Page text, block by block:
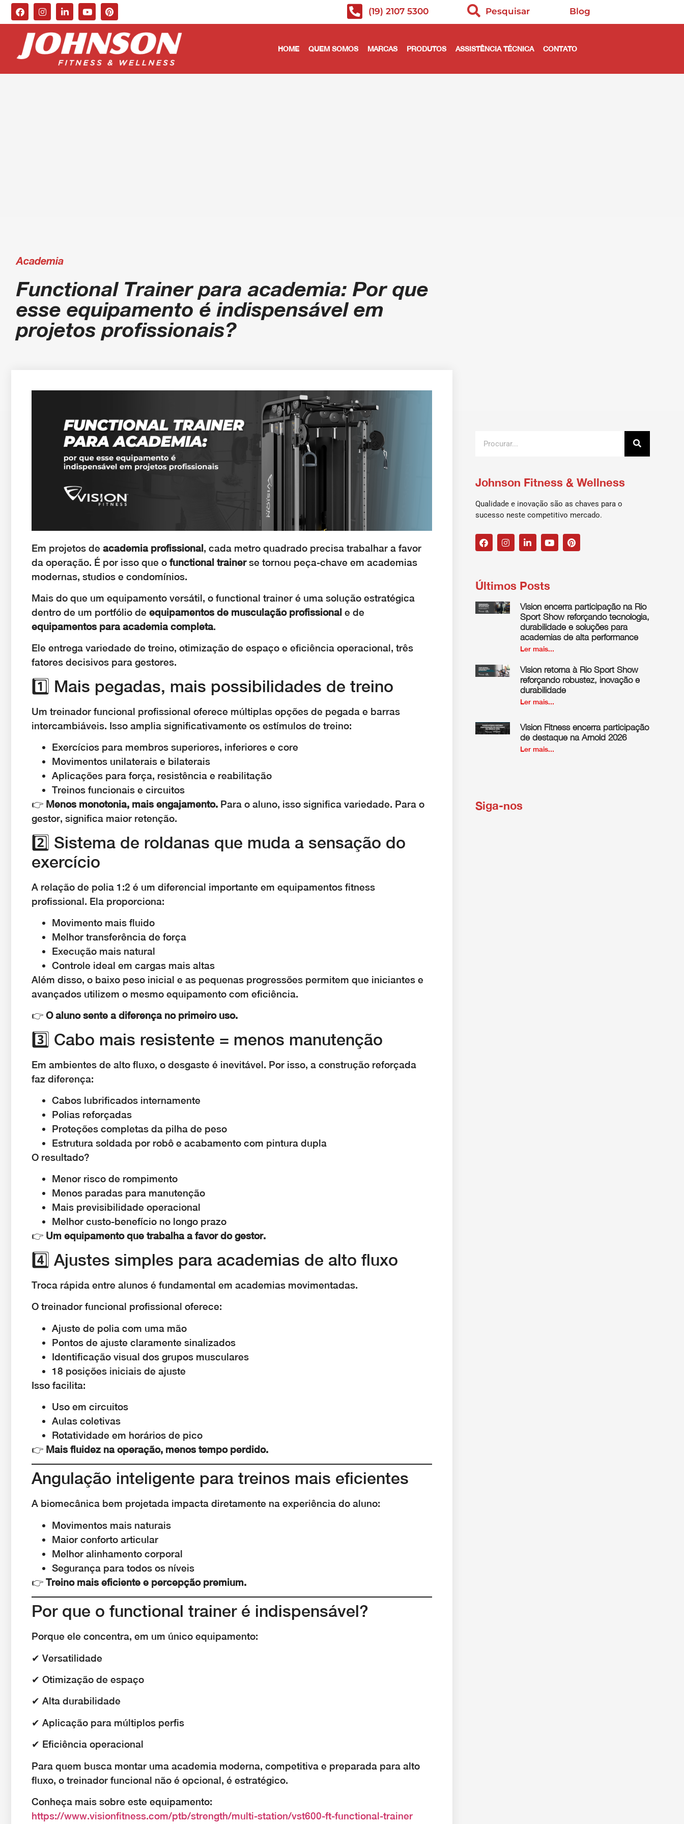
(19) 2107 5300 Pesquisar Blog
HOME QUEM SOMOS MARCAS PRODUTOS ASSISTÊNCIA TÉCNICA CONTATO
Academia
Functional Trainer para academia: Por que
esse equipamento é indispensável em
projetos profissionais?
Em projetos de academia profissional, cada metro quadrado precisa trabalhar a favor
da operação. É por isso que o functional trainerse tornou peça-chave em academias
modernas, studios e condomínios.
Mais do que um equipamento versátil, o functional trainer é uma solução estratégica
dentro de um portfólio de equipamentos de musculação profissional e de
equipamentos para academia completa.
Ele entrega variedade de treino, otimização de espaço e eficiência operacional, três
fatores decisivos para gestores.
1️⃣ Mais pegadas, mais possibilidades de treino
Um treinador funcional profissional oferece múltiplas opções de pegada e barras
intercambiáveis. Isso amplia significativamente os estímulos de treino:
Exercícios para membros superiores, inferiores e core
Movimentos unilaterais e bilaterais
Aplicações para força, resistência e reabilitação
Treinos funcionais e circuitos
👉 Menos monotonia, mais engajamento. Para o aluno, isso significa variedade. Para o
gestor, significa maior retenção.
2️⃣ Sistema de roldanas que muda a sensação do
exercício
A relação de polia 1:2 é um diferencial importante em equipamentos fitness
profissional. Ela proporciona:
Movimento mais fluido
Melhor transferência de força
Execução mais natural
Controle ideal em cargas mais altas
Além disso, o baixo peso inicial e as pequenas progressões permitem que iniciantes e
avançados utilizem o mesmo equipamento com eficiência.
👉 O aluno sente a diferença no primeiro uso.
3️⃣ Cabo mais resistente = menos manutenção
Em ambientes de alto fluxo, o desgaste é inevitável. Por isso, a construção reforçada
faz diferença:
Cabos lubrificados internamente
Polias reforçadas
Proteções completas da pilha de peso
Estrutura soldada por robô e acabamento com pintura dupla
O resultado?
Menor risco de rompimento
Menos paradas para manutenção
Mais previsibilidade operacional
Melhor custo-benefício no longo prazo
👉 Um equipamento que trabalha a favor do gestor.
4️⃣ Ajustes simples para academias de alto fluxo
Troca rápida entre alunos é fundamental em academias movimentadas.
O treinador funcional profissional oferece:
Ajuste de polia com uma mão
Pontos de ajuste claramente sinalizados
Identificação visual dos grupos musculares
18 posições iniciais de ajuste
Isso facilita:
Uso em circuitos
Aulas coletivas
Rotatividade em horários de pico
👉 Mais fluidez na operação, menos tempo perdido.
Angulação inteligente para treinos mais eficientes
A biomecânica bem projetada impacta diretamente na experiência do aluno:
Movimentos mais naturais
Maior conforto articular
Melhor alinhamento corporal
Segurança para todos os níveis
👉 Treino mais eficiente e percepção premium.
Por que o functional trainer é indispensável?
Porque ele concentra, em um único equipamento:
✔ Versatilidade
✔ Otimização de espaço
✔ Alta durabilidade
✔ Aplicação para múltiplos perfis
✔ Eficiência operacional
Para quem busca montar uma academia moderna, competitiva e preparada para alto
fluxo, o treinador funcional não é opcional, é estratégico.
Conheça mais sobre este equipamento:
https://www.visionfitness.com/ptb/strength/multi-station/vst600-ft-functional-trainer
Johnson Fitness & Wellness
Qualidade e inovação são as chaves para o
sucesso neste competitivo mercado.
Últimos Posts
Vision encerra participação na Rio
Sport Show reforçando tecnologia,
durabilidade e soluções para
academias de alta performance
Ler mais...
Vision retorna à Rio Sport Show
reforçando robustez, inovação e
durabilidade
Ler mais...
Vision Fitness encerra participação
de destaque na Arnold 2026
Ler mais...
Siga-nos